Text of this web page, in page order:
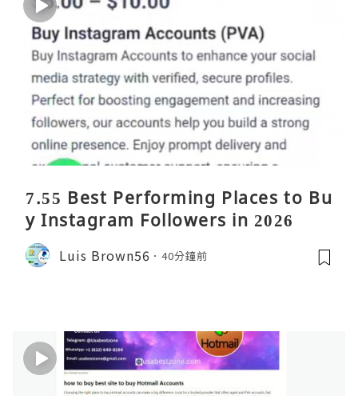
7.55 Best Performing Places to Bu
y Instagram Followers in 2026
Luis Brown56 40分鐘前